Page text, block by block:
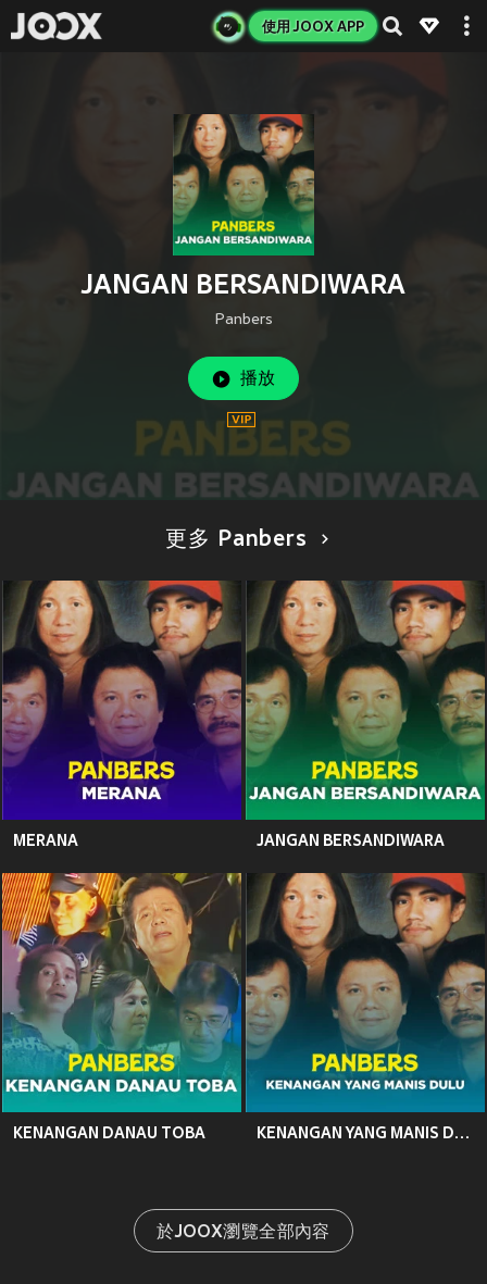
使用 JOOX APP
JANGAN BERSANDIWARA
Panbers
播放
更多 Panbers
MERANA JANGAN BERSANDIWARA
KENANGAN DANAU TOBA KENANGAN YANG MANIS DULU
於JOOX瀏覽全部內容